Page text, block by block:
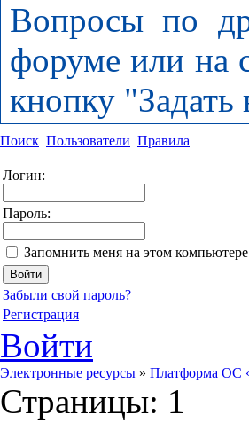
Вопросы по
форуме или на
кнопку "Задать
Поиск Пользователи Правила
Логин:
Пароль:
Запомнить меня на этом компьютере
Забыли свой пароль?
Регистрация
Войти
Электронные ресурсы » Платформа ОС
Страницы: 1